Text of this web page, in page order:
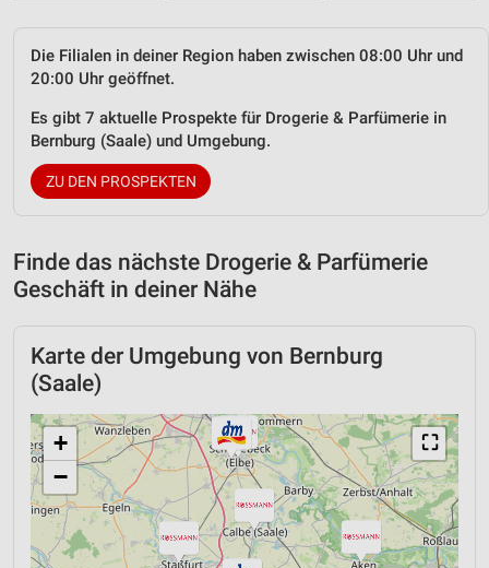
Die Filialen in deiner Region haben zwischen 08:00 Uhr und
20:00 Uhr geöffnet.
Es gibt 7 aktuelle Prospekte für Drogerie & Parfümerie in
Bernburg (Saale) und Umgebung.
ZU DEN PROSPEKTEN
Finde das nächste Drogerie & Parfümerie
Geschäft in deiner Nähe
Karte der Umgebung von Bernburg
(Saale)
⛶
+
−